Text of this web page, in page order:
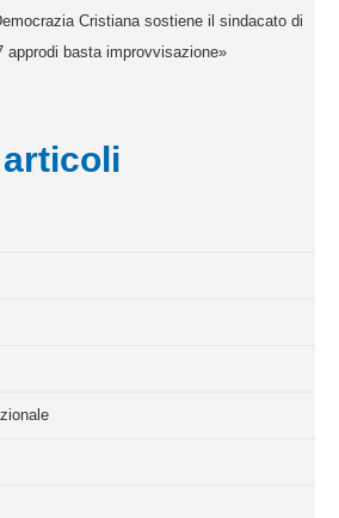
Cristiana sostiene il sindacato di
approdi basta improvvisazione»